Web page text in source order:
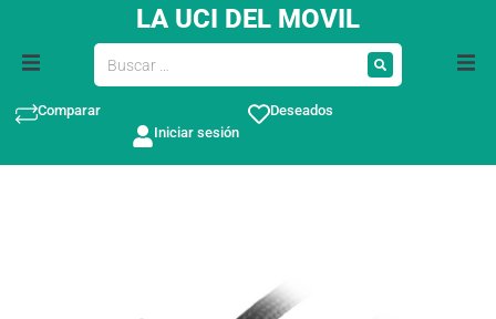
LA UCI DEL MOVIL
Comparar
Deseados
Iniciar sesión